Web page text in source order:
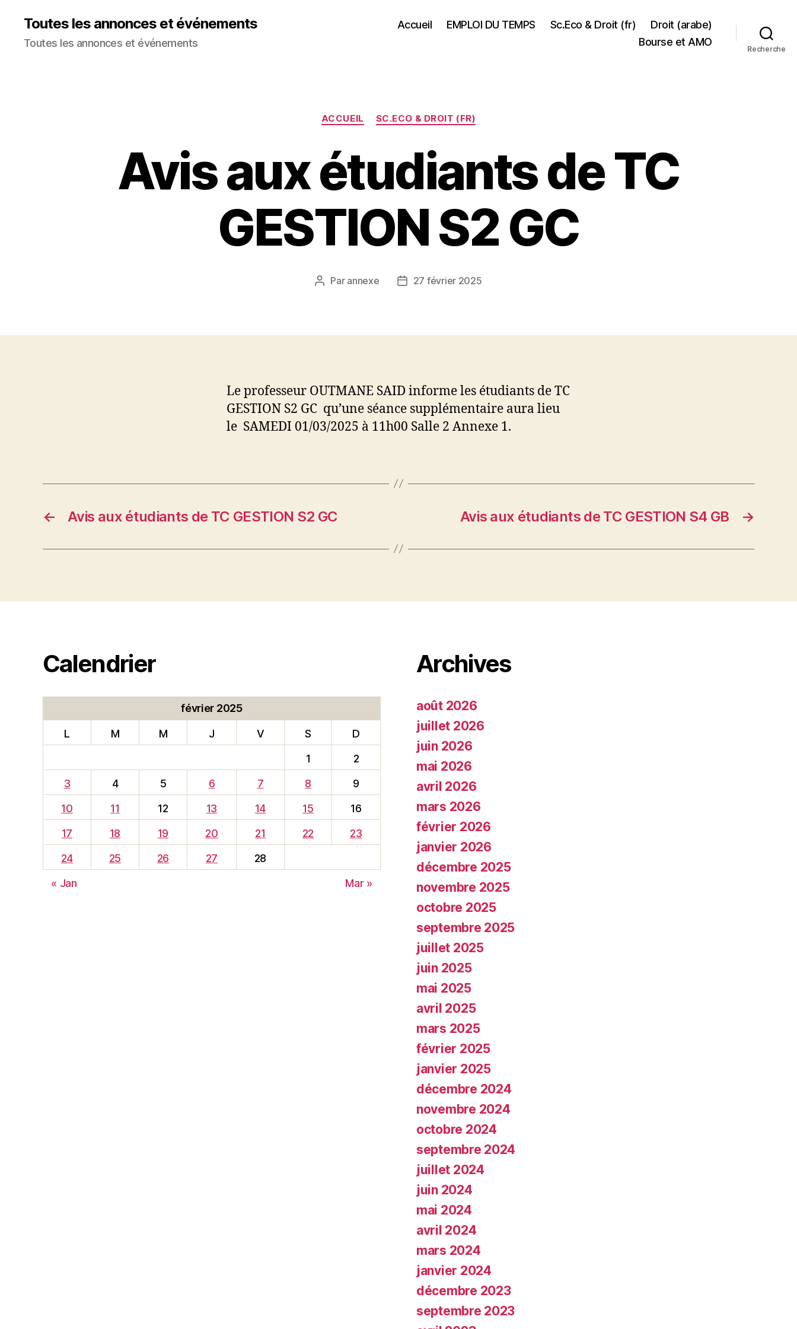
Toutes les annonces et événements
Toutes les annonces et événements
Accueil EMPLOI DU TEMPS Sc.Eco & Droit (fr)
Droit (arabe)
Bourse et AMO
Recherche
Catégories
ACCUEIL SC.ECO & DROIT (FR)
Avis aux étudiants de TC
GESTION S2 GC
Auteur
Par annexe
Date27 février 2025
Le professeur OUTMANE SAID informe les étudiants de TC
GESTION S2 GC qu’une séance supplémentaire aura lieu
le SAMEDI 01/03/2025 à 11h00 Salle 2 Annexe 1.
← Avis aux étudiants de TC GESTION S2 GC →
Avis aux étudiants de TC GESTION S4 GB
Calendrier
février 2025
L M M J V S
D
1
2
3
4 5 6 7 8
9
10
11 12 13 14 15
16
17
18 19 20 21 22
23
24
25 26 27
28
« Jan
Mar »
Archives
août 2026
juillet 2026
juin 2026
mai 2026
avril 2026
mars 2026
février 2026
janvier 2026
décembre 2025
novembre 2025
octobre 2025
septembre 2025
juillet 2025
juin 2025
mai 2025
avril 2025
mars 2025
février 2025
janvier 2025
décembre 2024
novembre 2024
octobre 2024
septembre 2024
juillet 2024
juin 2024
mai 2024
avril 2024
mars 2024
janvier 2024
décembre 2023
septembre 2023